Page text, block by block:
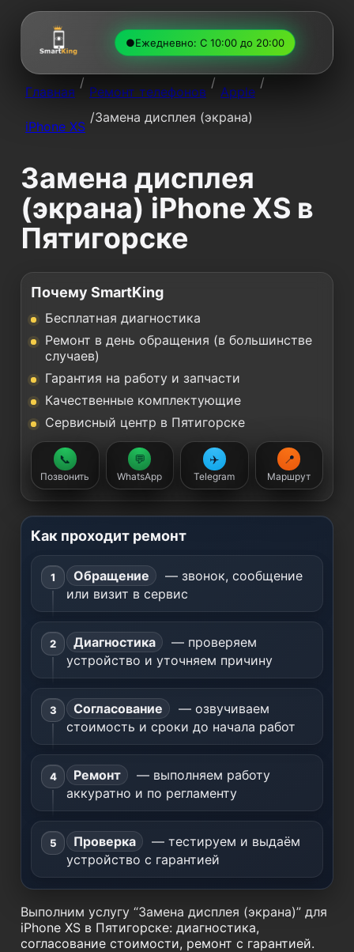
●Ежедневно: С 10:00 до 20:00
Главная
/
Ремонт телефонов
/
Apple
/
iPhone XS
/Замена дисплея (экрана)
Замена дисплея
(экрана) iPhone XS в
Пятигорске
Почему SmartKing
Бесплатная диагностика
Ремонт в день обращения (в большинстве
случаев)
Гарантия на работу и запчасти
Качественные комплектующие
Сервисный центр в Пятигорске
📞
Позвонить
💬
WhatsApp
✈️
Telegram
📍
Маршрут
Как проходит ремонт
Обращение
— звонок, сообщение
или визит в сервис
Диагностика
— проверяем
устройство и уточняем причину
Согласование
— озвучиваем
стоимость и сроки до начала работ
Ремонт
— выполняем работу
аккуратно и по регламенту
Проверка
— тестируем и выдаём
устройство с гарантией
Выполним услугу “Замена дисплея (экрана)” для
iPhone XS в Пятигорске: диагностика,
согласование стоимости, ремонт с гарантией.